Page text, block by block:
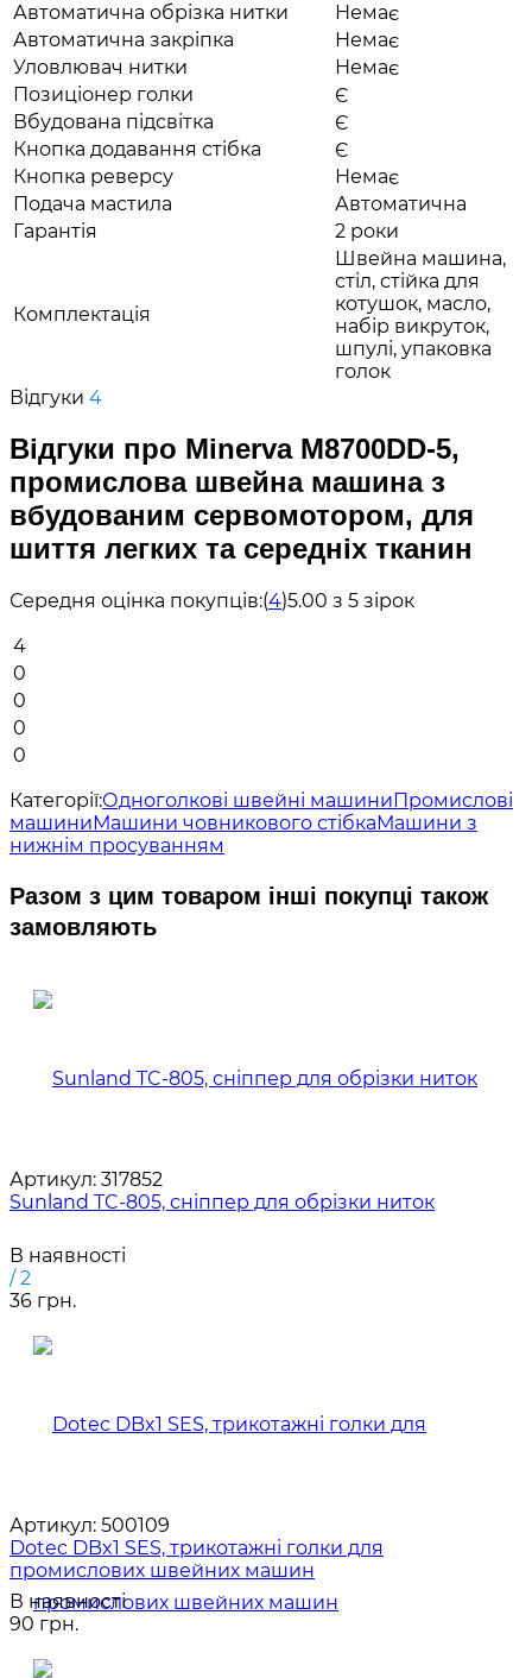
Автоматична обрізка нитки
Немає
Автоматична закріпка
Немає
Уловлювач нитки
Немає
Позиціонер голки
Є
Вбудована підсвітка
Є
Кнопка додавання стібка
Є
Кнопка реверсу
Немає
Подача мастила
Автоматична
Гарантія
2 роки
Комплектація
Швейна машина,
стіл, стійка для
котушок, масло,
набір викруток,
шпулі, упаковка
голок
Відгуки 4
Відгуки про Minerva M8700DD-5,
промислова швейна машина з
вбудованим сервомотором, для
шиття легких та середніх тканин
Середня оцінка покупців:(4)5.00 з 5 зірок
4
0
0
0
0
Категорії:Одноголкові швейні машиниПромислові
машиниМашини човникового стібкаМашини з
нижнім просуванням
Разом з цим товаром інші покупці також
замовляють
Артикул: 317852
Sunland TC-805, сніппер для обрізки ниток
В наявності
/ 2
36 грн.
Артикул: 500109
Dotec DBx1 SES, трикотажні голки для
промислових швейних машин
В наявності
90 грн.